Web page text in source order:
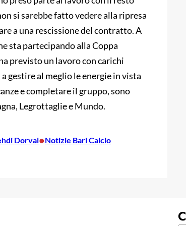
si sarebbe fatto vedere alla ripresa
a una rescissione del contratto. A
sta partecipando alla Coppa
previsto un lavoro con carichi
gestire al meglio le energie in vista
e completare il gruppo, sono
Legrottaglie e Mundo.
Dorval•Notizie Bari Calcio